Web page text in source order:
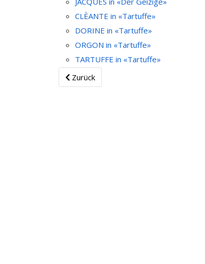
CLÈANTE in «Tartuffe»
DORINE in «Tartuffe»
ORGON in «Tartuffe»
TARTUFFE in «Tartuffe»
Zurück